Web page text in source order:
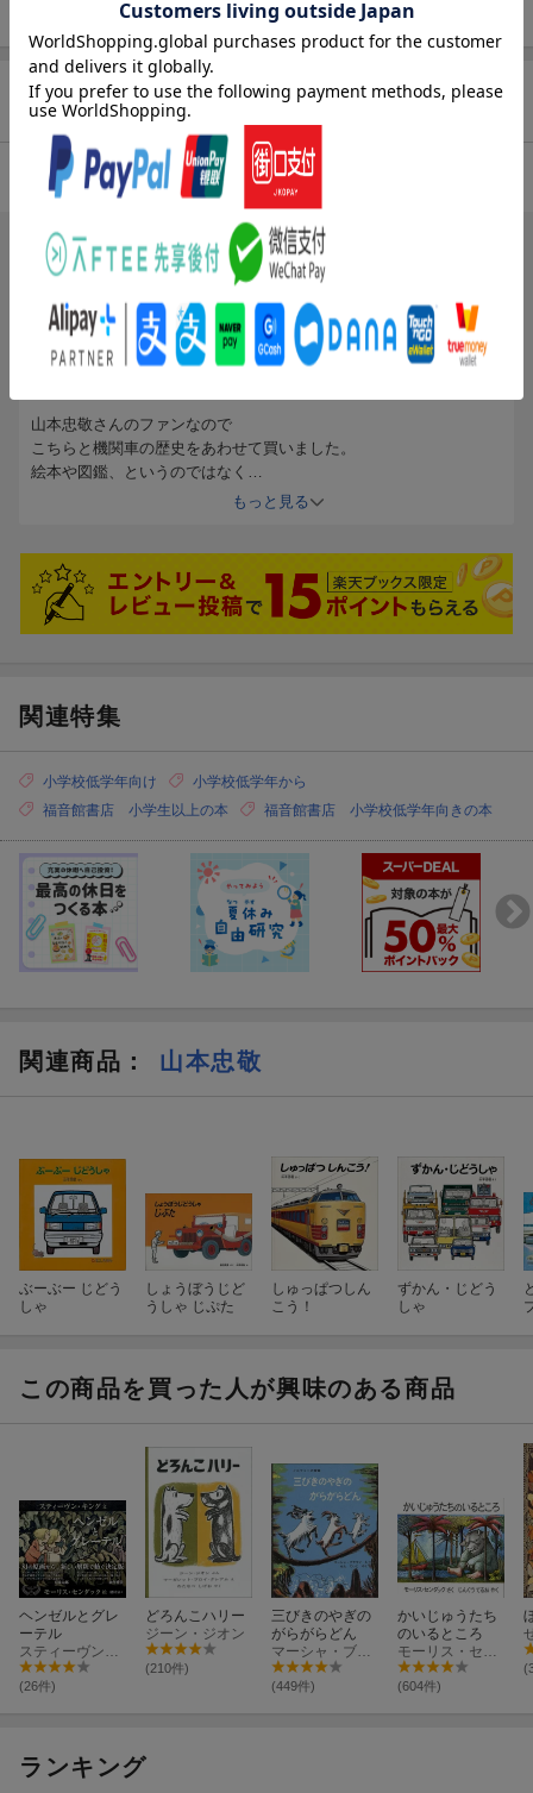
代／３ 大空とびかう、ジェット機時代
商品レビュー（3件）
総合評価：
ブックスのレビュー（1件）
投稿日：2011年02月20日
評価： 5
kinokinokino7870
山本忠敬さんのファンなので
こちらと機関車の歴史をあわせて買いました。
絵本や図鑑、というのではなく
詳しい絵や説明、じっくりとゆっくりと読んでいます。
もっと見る
関連特集
小学校低学年向け
小学校低学年から
福音館書店 小学生以上の本
福音館書店 小学校低学年向きの本
関連商品 ： 山本忠敬
ぶーぶー じどう
しゃ
しょうぼうじど
うしゃ じぷた
しゅっぱつしん
こう！
ずかん・じどう
しゃ
この商品を買った人が興味のある商品
ヘンゼルとグレ
ーテル
(26件)
どろんこハリー
ジーン・ジオン
(210件)
三びきのやぎの
がらがらどん
(449件)
かいじゅうたち
のいるところ
(604件)
ランキング